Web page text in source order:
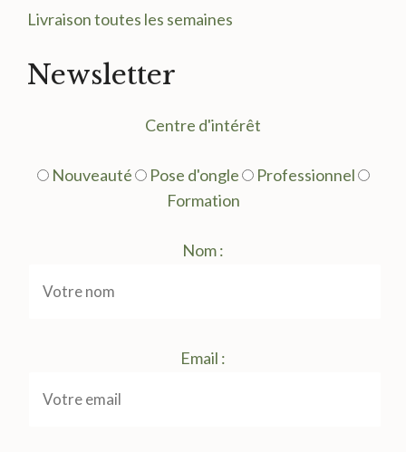
Livraison toutes les semaines
Newsletter
Centre d'intérêt
Nouveauté Pose d'ongle
Professionnel
Formation
Nom :
Email :